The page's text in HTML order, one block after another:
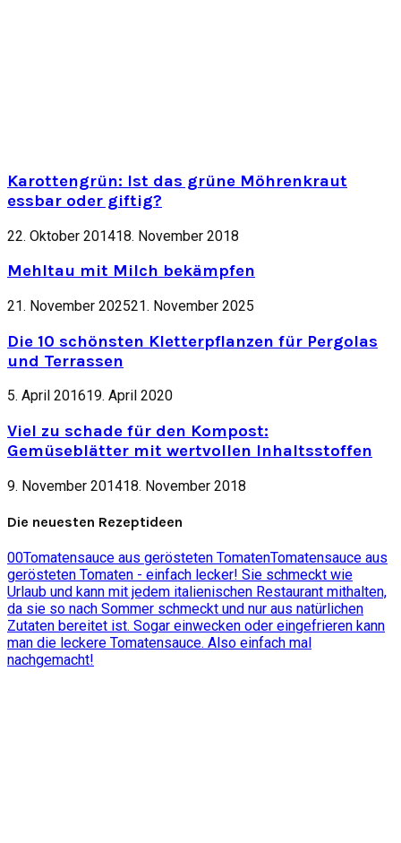
Karottengrün: Ist das grüne Möhrenkraut
essbar oder giftig?
22. Oktober 201418. November 2018
Mehltau mit Milch bekämpfen
21. November 202521. November 2025
Die 10 schönsten Kletterpflanzen für Pergolas
und Terrassen
5. April 201619. April 2020
Viel zu schade für den Kompost:
Gemüseblätter mit wertvollen Inhaltsstoffen
9. November 201418. November 2018
Die neuesten Rezeptideen
00Tomatensauce aus gerösteten TomatenTomatensauce aus
gerösteten Tomaten - einfach lecker! Sie schmeckt wie
Urlaub und kann mit jedem italienischen Restaurant mithalten,
da sie so nach Sommer schmeckt und nur aus natürlichen
Zutaten bereitet ist. Sogar einwecken oder eingefrieren kann
man die leckere Tomatensauce. Also einfach mal
nachgemacht!